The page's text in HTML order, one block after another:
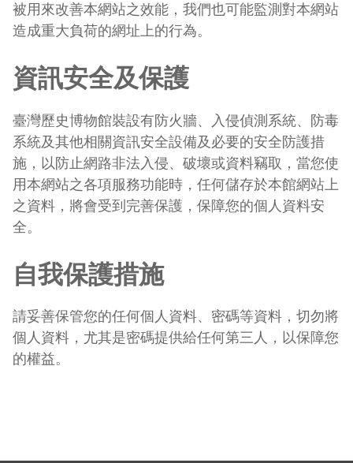
被用來改善本網站之效能，我們也可能監測對本網站
造成重大負荷的網址上的行為。
資訊安全及保護
臺灣歷史博物館裝設有防火牆、入侵偵測系統、防毒
系統及其他相關資訊安全設備及必要的安全防護措
施，以防止網路非法入侵、破壞或資料竊取，當您使
用本網站之各項服務功能時，任何儲存於本館網站上
之資料，將會受到完善保護，保障您的個人資料安
全。
自我保護措施
請妥善保管您的任何個人資料、密碼等資料，切勿將
個人資料，尤其是密碼提供給任何第三人，以保障您
的權益。